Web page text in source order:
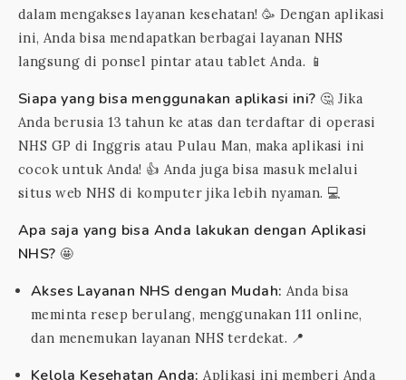
dalam mengakses layanan kesehatan! 🥳 Dengan aplikasi
ini, Anda bisa mendapatkan berbagai layanan NHS
langsung di ponsel pintar atau tablet Anda. 📱
Siapa yang bisa menggunakan aplikasi ini? 🤔 Jika
Anda berusia 13 tahun ke atas dan terdaftar di operasi
NHS GP di Inggris atau Pulau Man, maka aplikasi ini
cocok untuk Anda! 👍 Anda juga bisa masuk melalui
situs web NHS di komputer jika lebih nyaman. 💻
Apa saja yang bisa Anda lakukan dengan Aplikasi
NHS? 🤩
Akses Layanan NHS dengan Mudah: Anda bisa
meminta resep berulang, menggunakan 111 online,
dan menemukan layanan NHS terdekat. 📍
Kelola Kesehatan Anda: Aplikasi ini memberi Anda